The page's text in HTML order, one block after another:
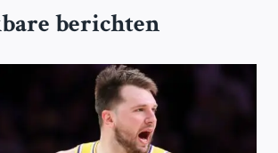
berichten